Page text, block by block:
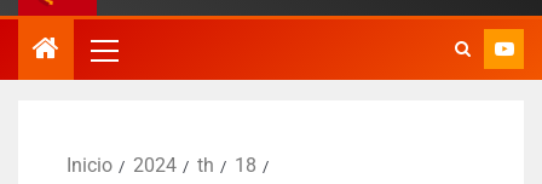
Inicio 2024 th
18